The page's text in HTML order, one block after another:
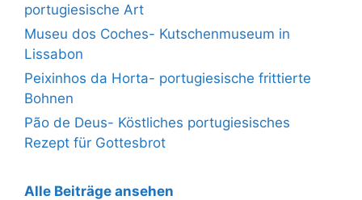
portugiesische Art
Museu dos Coches- Kutschenmuseum in
Lissabon
Peixinhos da Horta- portugiesische frittierte
Bohnen
Pão de Deus- Köstliches portugiesisches
Rezept für Gottesbrot
Alle Beiträge ansehen